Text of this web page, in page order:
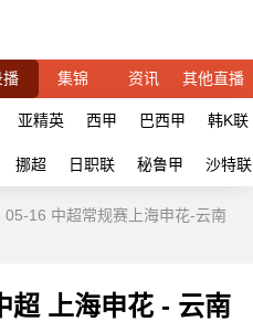
播 集锦 资讯 其他直播
亚精英 西甲 巴西甲 韩K联
挪超 日职联 秘鲁甲 沙特联
05-16 中超常规赛上海申花-云南
超 上海申花 - 云南